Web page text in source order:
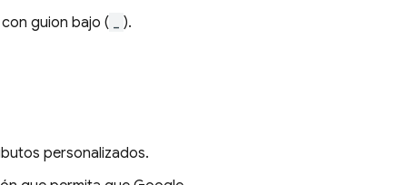
guion bajo (
).
personalizados.